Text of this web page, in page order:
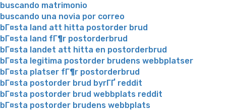
buscando matrimonio
buscando una novia por correo
bГ¤sta land att hitta postorder brud
bГ¤sta land fГ¶r postorderbrud
bГ¤sta landet att hitta en postorderbrud
bГ¤sta legitima postorder brudens webbplatser
bГ¤sta platser fГ¶r postorderbrud
bГ¤sta postorder brud byrГҐ reddit
bГ¤sta postorder brud webbplats reddit
bГ¤sta postorder brudens webbplats